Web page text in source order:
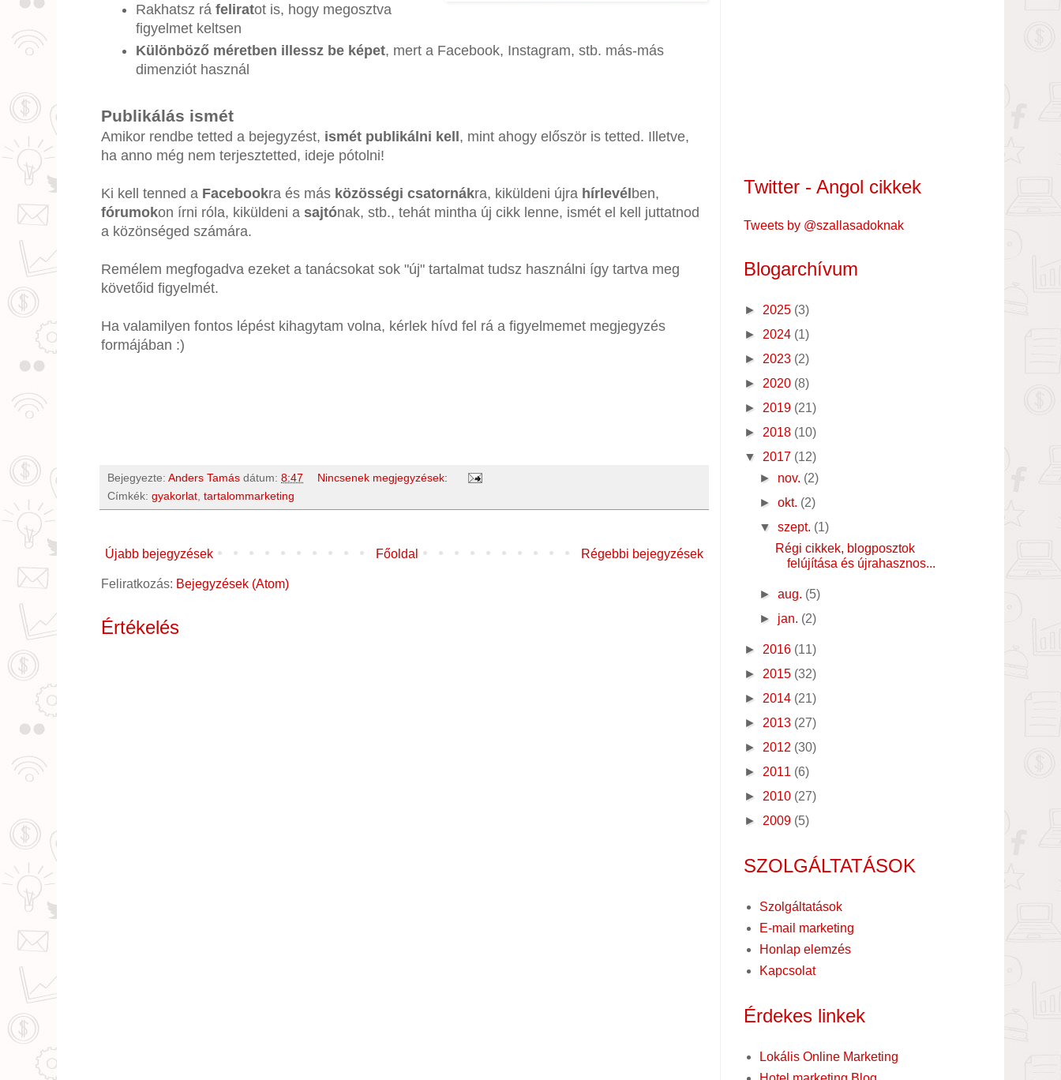
Rakhatsz rá feliratot is, hogy megosztva
figyelmet keltsen
Különböző méretben illessz be képet, mert a Facebook, Instagram, stb. más-más
dimenziót használ
Publikálás ismét
Amikor rendbe tetted a bejegyzést, ismét publikálni kell, mint ahogy először is tetted. Illetve,
ha anno még nem terjesztetted, ideje pótolni!
Ki kell tenned a Facebookra és más közösségi csatornákra, kiküldeni újra hírlevélben,
fórumokon írni róla, kiküldeni a sajtónak, stb., tehát mintha új cikk lenne, ismét el kell juttatnod
a közönséged számára.
Remélem megfogadva ezeket a tanácsokat sok "új" tartalmat tudsz használni így tartva meg
követőid figyelmét.
Ha valamilyen fontos lépést kihagytam volna, kérlek hívd fel rá a figyelmemet megjegyzés
formájában :)
Bejegyezte: Anders Tamás dátum: 8:47
Nincsenek megjegyzések:
Címkék: gyakorlat tartalommarketing
Újabb bejegyzések Régebbi bejegyzések
Főoldal
Feliratkozás: Bejegyzések (Atom)
Értékelés
Twitter - Angol cikkek
Tweets by @szallasadoknak
Blogarchívum
► 2025 (3)
► 2024 (1)
► 2023 (2)
► 2020 (8)
► 2019 (21)
► 2018 (10)
▼ 2017 (12)
► nov. (2)
►okt. (2)
▼szept. (1)
Régi cikkek, blogposztok
felújítása és újrahasznos...
►aug. (5)
► jan. (2)
► 2016 (11)
► 2015 (32)
► 2014 (21)
► 2013 (27)
► 2012 (30)
► 2011 (6)
► 2010 (27)
► 2009 (5)
SZOLGÁLTATÁSOK
Szolgáltatások
E-mail marketing
Honlap elemzés
Kapcsolat
Érdekes linkek
Lokális Online Marketing